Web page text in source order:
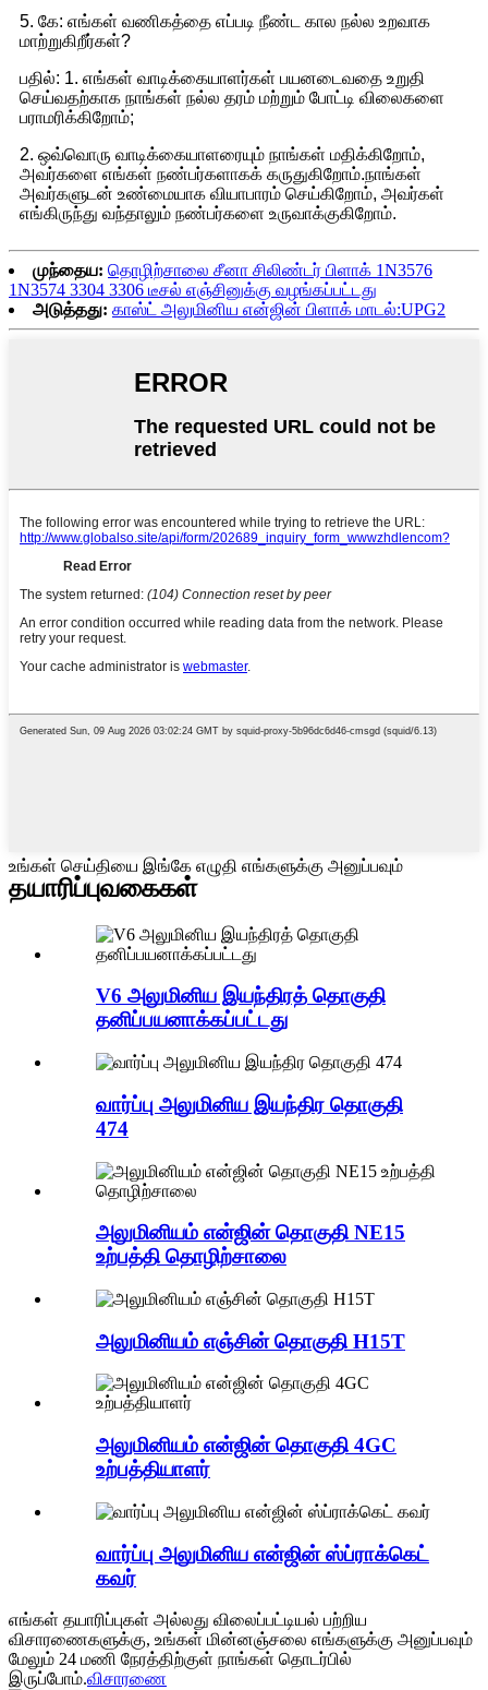
5. கே: எங்கள் வணிகத்தை எப்படி நீண்ட கால நல்ல உறவாக
மாற்றுகிறீர்கள்?
பதில்: 1. எங்கள் வாடிக்கையாளர்கள் பயனடைவதை உறுதி
செய்வதற்காக நாங்கள் நல்ல தரம் மற்றும் போட்டி விலைகளை
பராமரிக்கிறோம்;
2. ஒவ்வொரு வாடிக்கையாளரையும் நாங்கள் மதிக்கிறோம்,
அவர்களை எங்கள் நண்பர்களாகக் கருதுகிறோம்.நாங்கள்
அவர்களுடன் உண்மையாக வியாபாரம் செய்கிறோம், அவர்கள்
எங்கிருந்து வந்தாலும் நண்பர்களை உருவாக்குகிறோம்.
முந்தைய: தொழிற்சாலை சீனா சிலிண்டர் பிளாக் 1N3576
1N3574 3304 3306 டீசல் எஞ்சினுக்கு வழங்கப்பட்டது
அடுத்தது: காஸ்ட் அலுமினிய என்ஜின் பிளாக் மாடல்:UPG2
உங்கள் செய்தியை இங்கே எழுதி எங்களுக்கு அனுப்பவும்
தயாரிப்புவகைகள்
V6 அலுமினிய இயந்திரத் தொகுதி
தனிப்பயனாக்கப்பட்டது
வார்ப்பு அலுமினிய இயந்திர தொகுதி
474
அலுமினியம் என்ஜின் தொகுதி NE15
உற்பத்தி தொழிற்சாலை
அலுமினியம் எஞ்சின் தொகுதி H15T
அலுமினியம் என்ஜின் தொகுதி 4GC
உற்பத்தியாளர்
வார்ப்பு அலுமினிய என்ஜின் ஸ்ப்ராக்கெட்
கவர்
எங்கள் தயாரிப்புகள் அல்லது விலைப்பட்டியல் பற்றிய
விசாரணைகளுக்கு, உங்கள் மின்னஞ்சலை எங்களுக்கு அனுப்பவும்
மேலும் 24 மணி நேரத்திற்குள் நாங்கள் தொடர்பில்
இருப்போம்.விசாரணை